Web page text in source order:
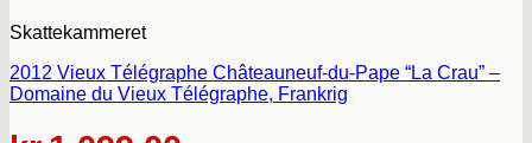
Skattekammeret
2012 Vieux Télégraphe Châteauneuf-du-Pape “La Crau” –
Domaine du Vieux Télégraphe, Frankrig